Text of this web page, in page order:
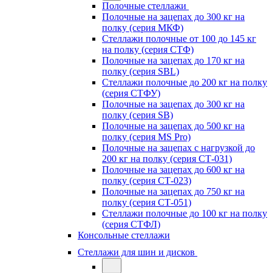
Полочные стеллажи
Полочные на зацепах до 300 кг на
полку (серия МКФ)
Стеллажи полочные от 100 до 145 кг
на полку (серия СТФ)
Полочные на зацепах до 170 кг на
полку (серия SBL)
Стеллажи полочные до 200 кг на полку
(серия СТФУ)
Полочные на зацепах до 300 кг на
полку (серия SB)
Полочные на зацепах до 500 кг на
полку (серия MS Pro)
Полочные на зацепах с нагрузкой до
200 кг на полку (серия СТ-031)
Полочные на зацепах до 600 кг на
полку (серия СТ-023)
Полочные на зацепах до 750 кг на
полку (серия СТ-051)
Стеллажи полочные до 100 кг на полку
(серия СТФЛ)
Консольные стеллажи
Стеллажи для шин и дисков